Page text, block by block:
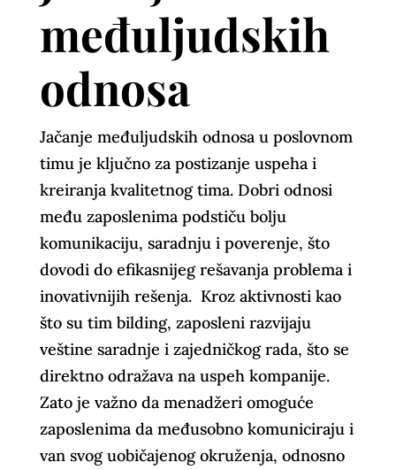
međuljudskih
odnosa
Jačanje međuljudskih odnosa u poslovnom
timu je ključno za postizanje uspeha i
kreiranja kvalitetnog tima. Dobri odnosi
među zaposlenima podstiču bolju
komunikaciju, saradnju i poverenje, što
dovodi do efikasnijeg rešavanja problema i
inovativnijih rešenja. Kroz aktivnosti kao
što su tim bilding, zaposleni razvijaju
veštine saradnje i zajedničkog rada, što se
direktno odražava na uspeh kompanije.
Zato je važno da menadžeri omoguće
zaposlenima da međusobno komuniciraju i
van svog uobičajenog okruženja, odnosno